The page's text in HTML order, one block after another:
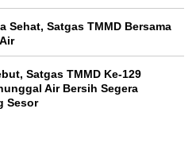
Sehat, Satgas TMMD Bersama
Satgas TMMD Ke-129
Air Bersih Segera
Sesor